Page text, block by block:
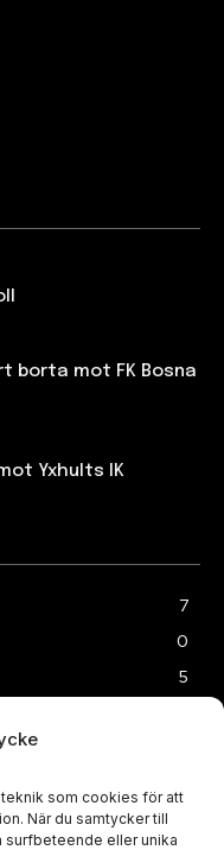
som cookies för att
När du samtycker till
surfbeteende eller unika
borta mot FK Bosna
Yxhults IK
7
0
5